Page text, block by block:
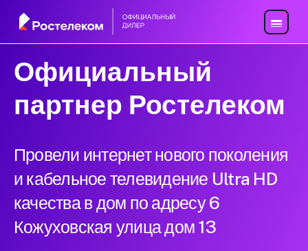
Официальный
партнер Ростелеком
Провели интернет нового поколения
и кабельное телевидение Ultra HD
качества в дом по адресу 6
Кожуховская улица дом 13